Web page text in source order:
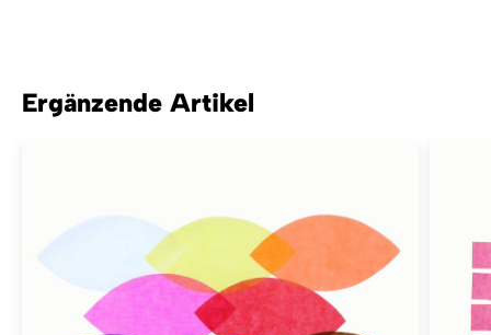
Ergänzende Artikel